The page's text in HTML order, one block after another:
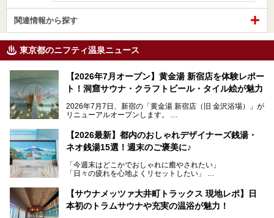
関連情報から探す
東京都のニフティ温泉ニュース
【2026年7月オープン】黄金湯 新宿店を体験レポー
ト！洞窟サウナ・クラフトビール・タイル絵が魅力
2026年7月7日、新宿の「黄金湯 新宿店（旧 金沢浴場）」が
リニューアルオープンします。
レトロでノスタルジックなタイル絵はそのまま、昔からここ
を知る地元の人にも、新しく足を運んでくれる人にも愛され
る、今の時代の"銭湯"として生まれ変わりました。洞窟のよ
ビアバーなど、新しく登場したスポットも併せて紹介しま
す。充実した設備があるのに、基本の入浴料が銭湯価格の5
【2026最新】都内のおしゃれデザイナーズ銭湯・
ネオ銭湯15選！週末のご褒美に♪
「今週末はどこかでおしゃれに癒やされたい」
「日々の疲れを心地よくリセットしたい」
となっている新しいスタイルの銭湯です。
最近、SNSやメディアで「デザイナーズ銭湯」や「ネオ銭
【サウナメッツァ大井町トラックス 現地レポ】日
本初のトラムサウナや充実の温浴が魅力！